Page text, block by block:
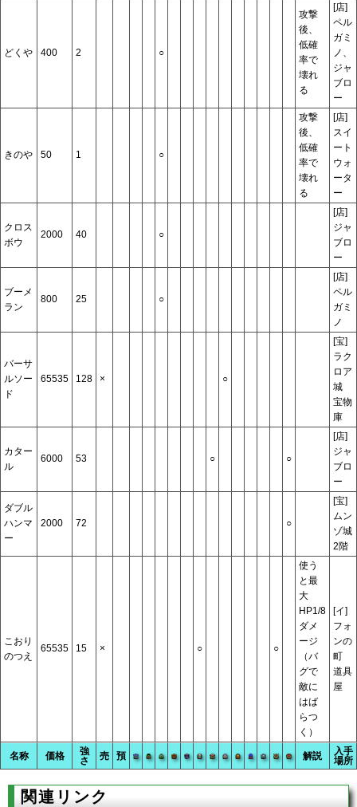
名称 価格
強
さ
売 預 解説
入手
場所
どくや 400 2 ○
攻撃
後、
低確
率で
壊れ
る
[店]
ペル
ガミ
ノ、
ジャ
ブロ
ー
きのや 50 1 ○
攻撃
後、
低確
率で
壊れ
る
[店]
スイ
ート
ウォ
ータ
ー
クロス
ボウ
2000 40 ○
[店]
ジャ
ブロ
ー
ブーメ
ラン
800 25 ○
[店]
ペル
ガミ
ノ
バーサ
ルソー
ド
65535 128 × ○
[宝]
ラク
ロア
城
宝物
庫
カター
ル
6000 53 ○ ○
[店]
ジャ
ブロ
ー
ダブル
ハンマ
ー
2000 72 ○
[宝]
ムン
ゾ城
2階
こおり
のつえ
65535 15 × ○ ○
使う
と最
大
HP1/8
ダメ
ージ
（バ
グで
敵に
はば
らつ
く）
[イ]
フォ
ンの
町
道具
屋
関連リンク